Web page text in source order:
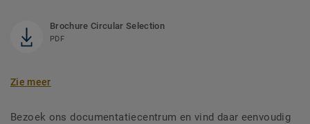
Brochure Circular Selection
PDF
Zie meer
Bezoek ons documentatiecentrum en vind daar eenvoudig